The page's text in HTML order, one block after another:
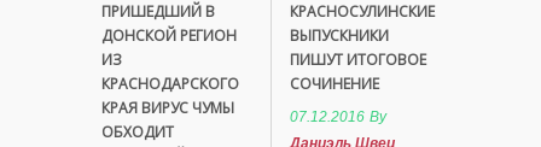
ПРИШЕДШИЙ В
ДОНСКОЙ РЕГИОН
ИЗ
КРАСНОДАРСКОГО
КРАЯ ВИРУС ЧУМЫ
ОБХОДИТ
КРАСНОСУЛИНСКИЕ
ВЫПУСКНИКИ
ПИШУТ ИТОГОВОЕ
СОЧИНЕНИЕ
07.12.2016 By
Даниэль Швец